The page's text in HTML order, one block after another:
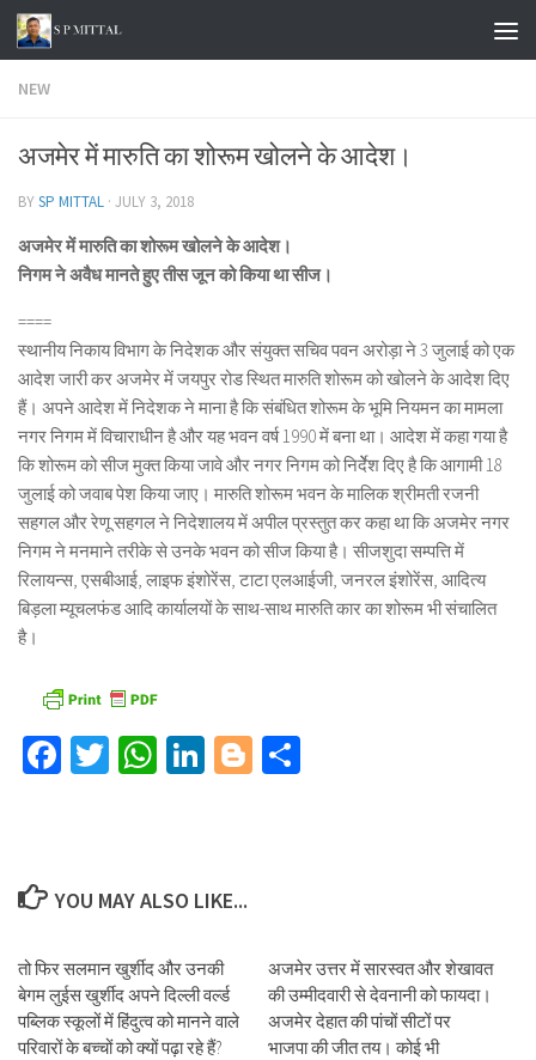
Skip to content
NEW
अजमेर में मारुति का शोरूम खोलने के आदेश।
BYSP MITTAL · JULY 3, 2018
अजमेर में मारुति का शोरूम खोलने के आदेश।
निगम ने अवैध मानते हुए तीस जून को किया था सीज।
====
स्थानीय निकाय विभाग के निदेशक और संयुक्त सचिव पवन अरोड़ा ने 3 जुलाई को एक
आदेश जारी कर अजमेर में जयपुर रोड स्थित मारुति शोरूम को खोलने के आदेश दिए
हैं। अपने आदेश में निदेशक ने माना है कि संबंधित शोरूम के भूमि नियमन का मामला
नगर निगम में विचाराधीन है और यह भवन वर्ष 1990 में बना था। आदेश में कहा गया है
कि शोरूम को सीज मुक्त किया जावे और नगर निगम को निर्देेश दिए है कि आगामी 18
जुलाई को जवाब पेश किया जाए। मारुति शोरूम भवन के मालिक श्रीमती रजनी
सहगल और रेणू सहगल ने निदेशालय में अपील प्रस्तुत कर कहा था कि अजमेर नगर
निगम ने मनमाने तरीके से उनके भवन को सीज किया है। सीजशुदा सम्पत्ति में
रिलायन्स, एसबीआई, लाइफ इंशोरेंस, टाटा एलआईजी, जनरल इंशोरेंस, आदित्य
बिड़ला म्यूचलफंड आदि कार्यालयों के साथ-साथ मारुति कार का शोरूम भी संचालित
है।
Facebook
TwitterWhatsApp
LinkedIn
Blogger
YOU MAY ALSO LIKE...
तो फिर सलमान खुर्शीद और उनकी
बेगम लुईस खुर्शीद अपने दिल्ली वर्ल्ड
पब्लिक स्कूलों में हिंदुत्व को मानने वाले
परिवारों के बच्चों को क्यों पढ़ा रहे हैं?
अजमेर उत्तर में सारस्वत और शेखावत
की उम्मीदवारी से देवनानी को फायदा।
अजमेर देहात की पांचों सीटों पर
भाजपा की जीत तय। कोई भी